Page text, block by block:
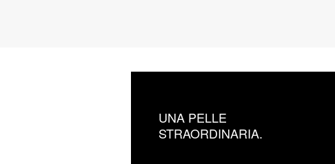
UNA PELLE
STRAORDINARIA.